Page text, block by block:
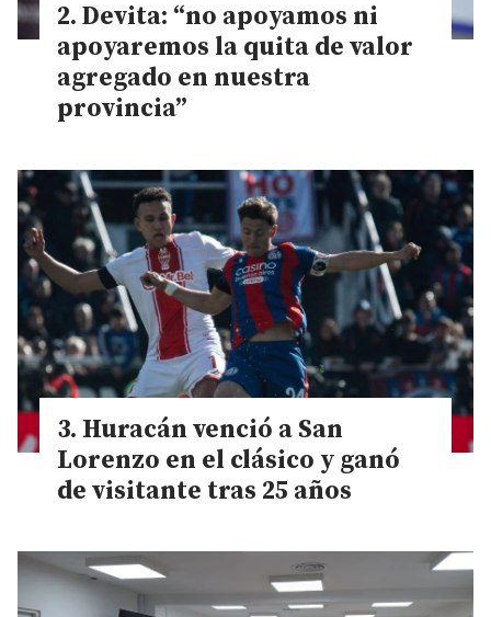
Devita: “no apoyamos ni
apoyaremos la quita de valor
agregado en nuestra
provincia”
Huracán venció a San
Lorenzo en el clásico y ganó
de visitante tras 25 años